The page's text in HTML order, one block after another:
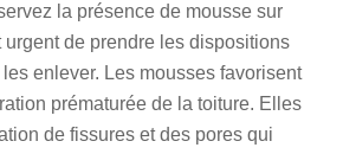
la présence de mousse sur
urgent de prendre les dispositions
enlever. Les mousses favorisent
prématurée de la toiture. Elles
de fissures et des pores qui